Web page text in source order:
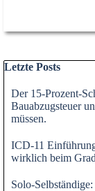
Block überspringen
Letzte Posts
Der 15-Prozent-
Bauabzugsteuer
müssen.
ICD-11
wirklich beim
Solo-